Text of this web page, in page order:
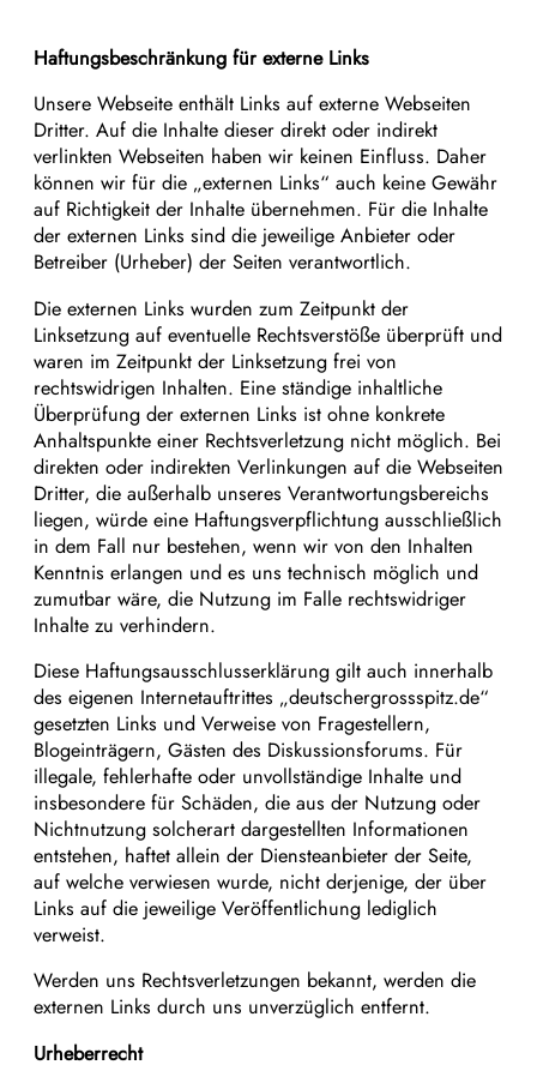
Haftungsbeschränkung für externe Links
Unsere Webseite enthält Links auf externe Webseiten
Dritter. Auf die Inhalte dieser direkt oder indirekt
verlinkten Webseiten haben wir keinen Einfluss. Daher
können wir für die „externen Links“ auch keine Gewähr
auf Richtigkeit der Inhalte übernehmen. Für die Inhalte
der externen Links sind die jeweilige Anbieter oder
Betreiber (Urheber) der Seiten verantwortlich.
Die externen Links wurden zum Zeitpunkt der
Linksetzung auf eventuelle Rechtsverstöße überprüft und
waren im Zeitpunkt der Linksetzung frei von
rechtswidrigen Inhalten. Eine ständige inhaltliche
Überprüfung der externen Links ist ohne konkrete
Anhaltspunkte einer Rechtsverletzung nicht möglich. Bei
direkten oder indirekten Verlinkungen auf die Webseiten
Dritter, die außerhalb unseres Verantwortungsbereichs
liegen, würde eine Haftungsverpflichtung ausschließlich
in dem Fall nur bestehen, wenn wir von den Inhalten
Kenntnis erlangen und es uns technisch möglich und
zumutbar wäre, die Nutzung im Falle rechtswidriger
Inhalte zu verhindern.
Diese Haftungsausschlusserklärung gilt auch innerhalb
des eigenen Internetauftrittes „deutschergrossspitz.de“
gesetzten Links und Verweise von Fragestellern,
Blogeinträgern, Gästen des Diskussionsforums. Für
illegale, fehlerhafte oder unvollständige Inhalte und
insbesondere für Schäden, die aus der Nutzung oder
Nichtnutzung solcherart dargestellten Informationen
entstehen, haftet allein der Diensteanbieter der Seite,
auf welche verwiesen wurde, nicht derjenige, der über
Links auf die jeweilige Veröffentlichung lediglich
verweist.
Werden uns Rechtsverletzungen bekannt, werden die
externen Links durch uns unverzüglich entfernt.
Urheberrecht